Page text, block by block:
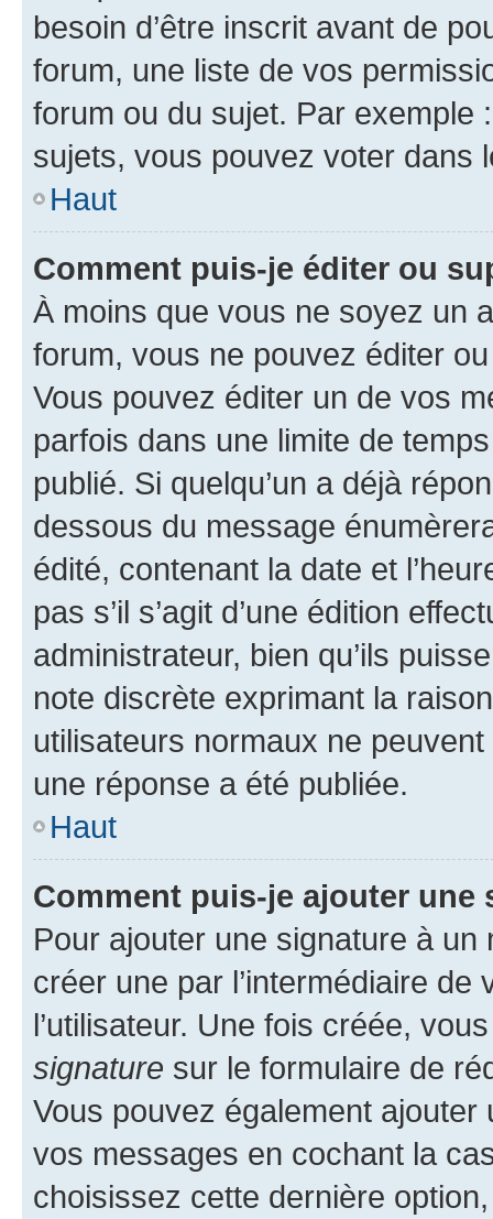
besoin d’être inscrit avant de
forum, une liste de vos
forum ou du sujet. Par exemple
sujets, vous pouvez voter dans
Haut
Comment puis-je éditer ou
À moins que vous ne soyez un
forum, vous ne pouvez éditer
Vous pouvez éditer un de vos
parfois dans une limite de
publié. Si quelqu’un a déjà
dessous du message
édité, contenant la date et
pas s’il s’agit d’une édition
administrateur, bien qu’ils
note discrète exprimant la
utilisateurs normaux ne
une réponse a été publiée.
Haut
Comment puis-je ajouter une
Pour ajouter une signature à un
créer une par l’intermédiaire
l’utilisateur. Une fois créée,
signature sur le formulaire de
Vous pouvez également
vos messages en cochant la
choisissez cette dernière